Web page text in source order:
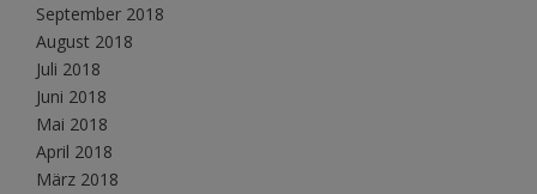
September 2018
August 2018
Juli 2018
Juni 2018
Mai 2018
April 2018
März 2018